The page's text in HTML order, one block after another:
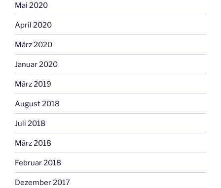
Mai 2020
April 2020
März 2020
Januar 2020
März 2019
August 2018
Juli 2018
März 2018
Februar 2018
Dezember 2017